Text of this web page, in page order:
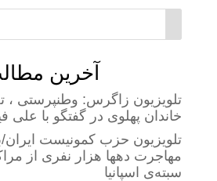
آخرین
تلویزیون زاگرس: وطنپرستی ،
خاندان پهلوی در گفتگو با علی
تلویزیون حزب کمونیست ایران/
مهاجرت دهها هزار نفری از
سبته‌ی اسپانیا